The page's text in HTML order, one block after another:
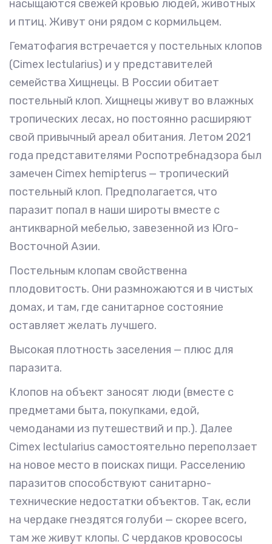
насыщаются свежей кровью людей, животных
и птиц. Живут они рядом с кормильцем.
Гематофагия встречается у постельных клопов
(Cimex lectularius) и у представителей
семейства Хищнецы. В России обитает
постельный клоп. Хищнецы живут во влажных
тропических лесах, но постоянно расширяют
свой привычный ареал обитания. Летом 2021
года представителями Роспотребнадзора был
замечен Cimex hemipterus — тропический
постельный клоп. Предполагается, что
паразит попал в наши широты вместе с
антикварной мебелью, завезенной из Юго-
Восточной Азии.
Постельным клопам свойственна
плодовитость. Они размножаются и в чистых
домах, и там, где санитарное состояние
оставляет желать лучшего.
Высокая плотность заселения — плюс для
паразита.
Клопов на объект заносят люди (вместе с
предметами быта, покупками, едой,
чемоданами из путешествий и пр.). Далее
Cimex lectularius самостоятельно переползает
на новое место в поисках пищи. Расселению
паразитов способствуют санитарно-
технические недостатки объектов. Так, если
на чердаке гнездятся голуби — скорее всего,
там же живут клопы. С чердаков кровососы